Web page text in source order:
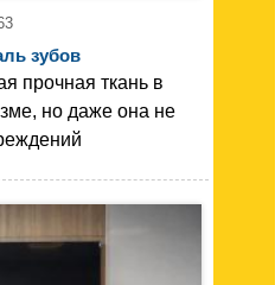
зубов
прочная ткань в
но даже она не